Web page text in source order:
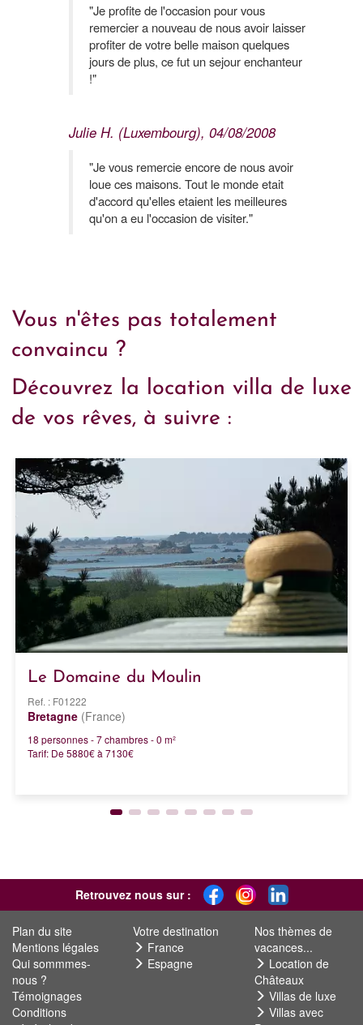
"Je profite de l'occasion pour vous
remercier a nouveau de nous avoir laisser
profiter de votre belle maison quelques
jours de plus, ce fut un sejour enchanteur
!"
Julie H. (Luxembourg), 04/08/2008
"Je vous remercie encore de nous avoir
loue ces maisons. Tout le monde etait
d'accord qu'elles etaient les meilleures
qu'on a eu l'occasion de visiter."
Vous n'êtes pas totalement
convaincu ?
Découvrez la location villa de luxe
de vos rêves, à suivre :
Le Domaine du Moulin
Ref. : F01222
Bretagne (France)
18 personnes - 7 chambres - 0 m²
Tarif: De 5880€ à 7130€
Retrouvez nous sur :
Plan du site
Mentions légales
Qui sommmes-
nous ?
Témoignages
Conditions
Votre destination
France
Espagne
Nos thèmes de
vacances...
Location de
Châteaux
Villas de luxe
Villas avec